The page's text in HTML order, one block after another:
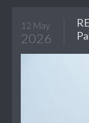
12 May
2026